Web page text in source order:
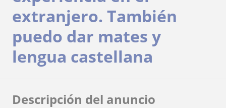
extranjero. También
puedo dar mates y
lengua castellana
Descripción del anuncio